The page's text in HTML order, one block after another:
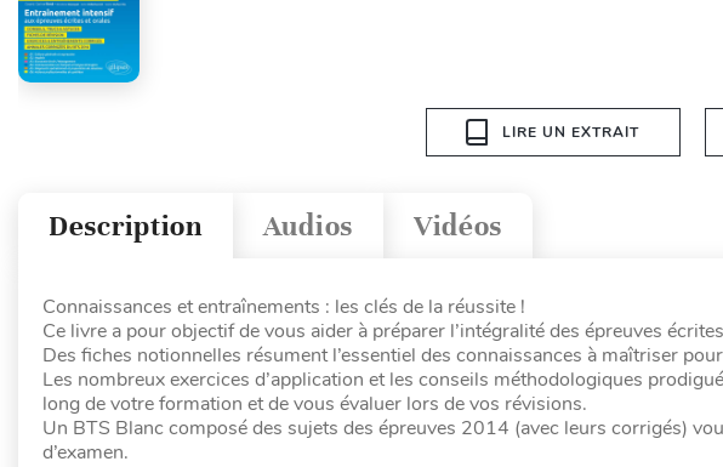
LIRE UN EXTRAIT
Vidéos
Audios
Description
Connaissances et entraînements : les clés de la réussite !
Ce livre a pour objectif de vous aider à préparer l’intégralité des épreuves
Des fiches notionnelles résument l’essentiel des connaissances à maîtriser
Les nombreux exercices d’application et les conseils méthodologiques
long de votre formation et de vous évaluer lors de vos révisions.
Un BTS Blanc composé des sujets des épreuves 2014 (avec leurs corrigés)
d’examen.